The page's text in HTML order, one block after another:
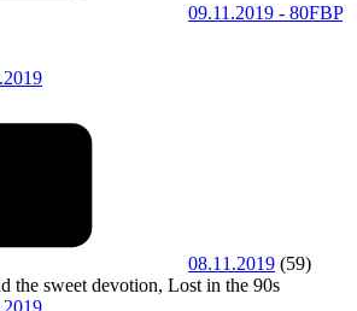
09.11.2019 - 80FBP
08.11.2019 (59)
the sweet devotion, Lost in the 90s